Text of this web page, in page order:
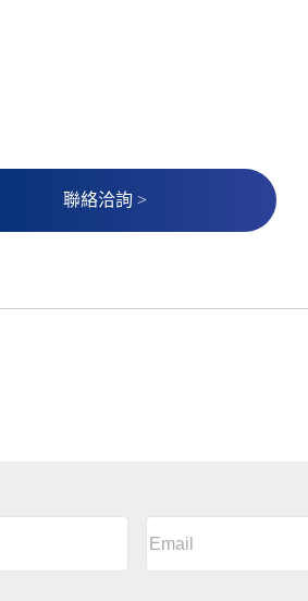
聯絡洽詢 >